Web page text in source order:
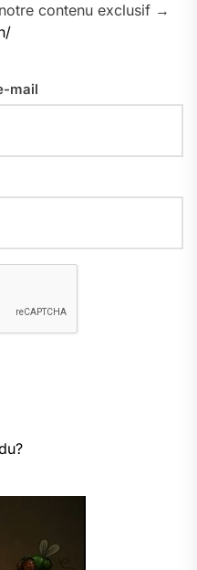
contenu exclusif →
mail